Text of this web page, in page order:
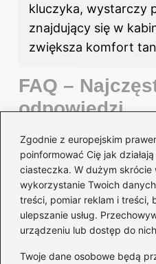
Zgodnie z europejskim
poinformować Cię jak
ciasteczka. W dużym skrócie
wykorzystanie Twoich
treści, pomiar reklam i treści,
ulepszanie usług.
urządzeniu lub dostęp do
Twoje dane osobowe będą
kluczyka, wystarczy
znajdujący się w
zwiększa komfort
FAQ –
odpowiedzi
wlew paliwaw Honda
Aby otworzyć wlew
należy: upewnić się, że
odblokować drzwi
zlokalizować
delikatnie otworzyć